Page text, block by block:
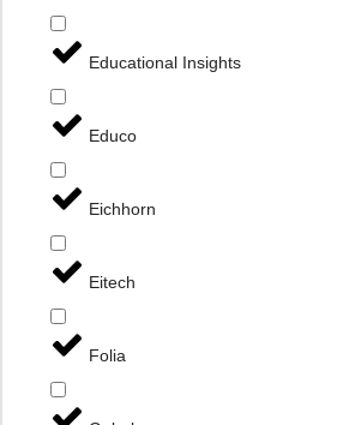
Educational Insights
Educo
Eichhorn
Eitech
Folia